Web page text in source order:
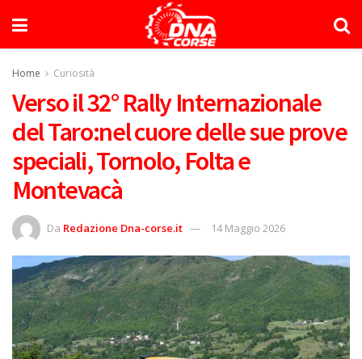
Home Curiosità
Verso il 32° Rally Internazionale
del Taro:nel cuore delle sue prove
speciali, Tornolo, Folta e
Montevacà
Da Redazione Dna-corse.it 14 Maggio 2026